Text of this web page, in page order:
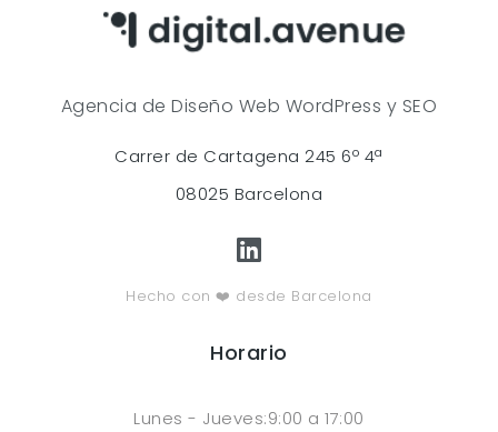
Agencia de Diseño Web WordPress y SEO
Carrer de Cartagena 245 6º 4ª
08025 Barcelona
Hecho con ❤️ desde Barcelona
Horario
Lunes - Jueves:9:00 a 17:00